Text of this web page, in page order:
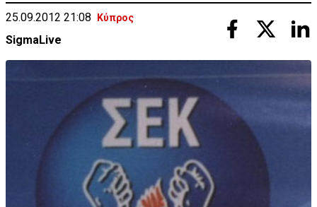
25.09.2012 21:08 Κύπρος
SigmaLive